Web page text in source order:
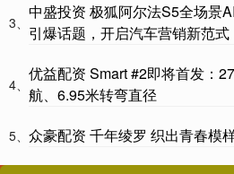
3、
中盛投资 极狐阿尔法S5全场景
引爆话题，开启汽车营销新范式
4、
优益配资 Smart #2即将首发：
航、6.95米转弯直径
5、 众豪配资 千年绫罗 织出青春模